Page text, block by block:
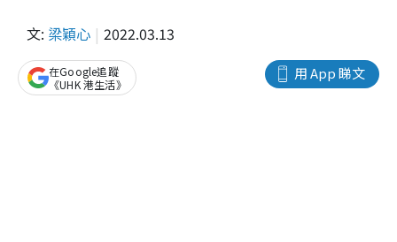
文: 梁穎心 2022.03.13
用 App 睇文
在Google追蹤
《UHK 港生活》